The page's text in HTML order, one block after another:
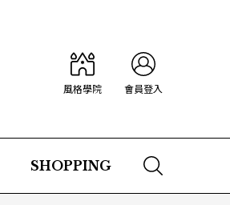
風格學院 會員登入
SHOPPING